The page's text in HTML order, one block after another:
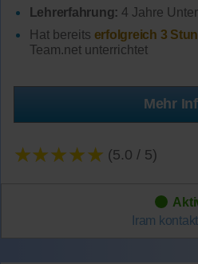
Lehrerfahrung: 4 Jahre
Hat bereits erfolgreich 3
Team.net unterrichtet
Mehr
★★★★★ (5.0 / 5)
Iram